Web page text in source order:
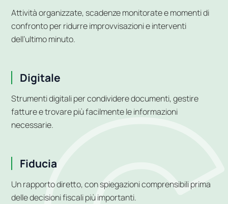
Attività organizzate, scadenze monitorate e momenti di
confronto per ridurre improvvisazioni e interventi
dell’ultimo minuto.
Digitale
Strumenti digitali per condividere documenti, gestire
fatture e trovare più facilmente le informazioni
necessarie.
Fiducia
Un rapporto diretto, con spiegazioni comprensibili prima
delle decisioni fiscali più importanti.